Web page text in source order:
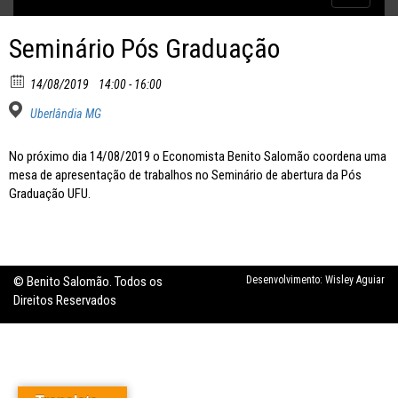
Seminário Pós Graduação
14/08/2019 14:00 - 16:00
Uberlândia MG
No próximo dia 14/08/2019 o Economista Benito Salomão coordena uma
mesa de apresentação de trabalhos no Seminário de abertura da Pós
Graduação UFU.
© Benito Salomão. Todos os
Direitos Reservados
Desenvolvimento: Wisley Aguiar